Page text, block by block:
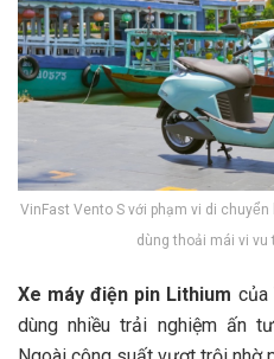
VinFast Vento S với phạm vi di
dùng thoải mái vi vu
Xe máy điện pin Lithium của
dùng nhiều trải nghiệm ấn